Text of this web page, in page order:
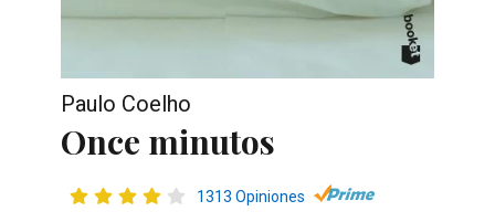
Paulo Coelho
Once minutos
1313 Opiniones